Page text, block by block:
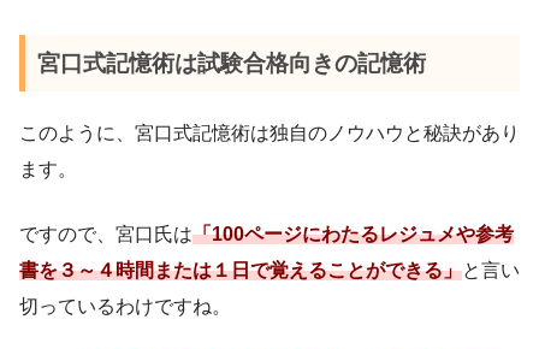
宮口式記憶術は試験合格向きの記憶術
このように、宮口式記憶術は独自のノウハウと秘訣があり
ます。
ですので、宮口氏は「100ページにわたるレジュメや参考
書を３～４時間または１日で覚えることができる」と言い
切っているわけですね。